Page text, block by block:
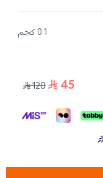
0.1 كجم
45
120